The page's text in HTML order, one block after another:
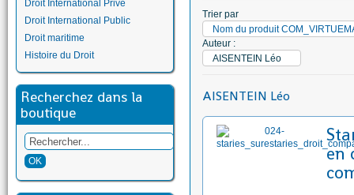
Droit International Privé
Droit International Public
Droit maritime
Histoire du Droit
Recherchez dans la
boutique
Trier par
Nom du produit
Auteur :
AISENTEIN Léo
AISENTEIN Léo
en